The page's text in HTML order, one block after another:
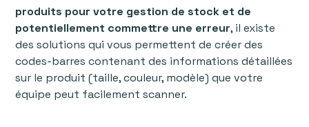
produits pour votre gestion de stock et de
potentiellement commettre une erreur, il existe
des solutions qui vous permettent de créer des
codes-barres contenant des informations détaillées
sur le produit (taille, couleur, modèle) que votre
équipe peut facilement scanner.